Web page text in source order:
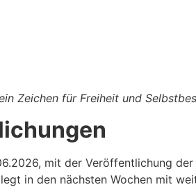
Zeichen für Freiheit und
mit der Veröffentlichung
in den nächsten Wochen mit